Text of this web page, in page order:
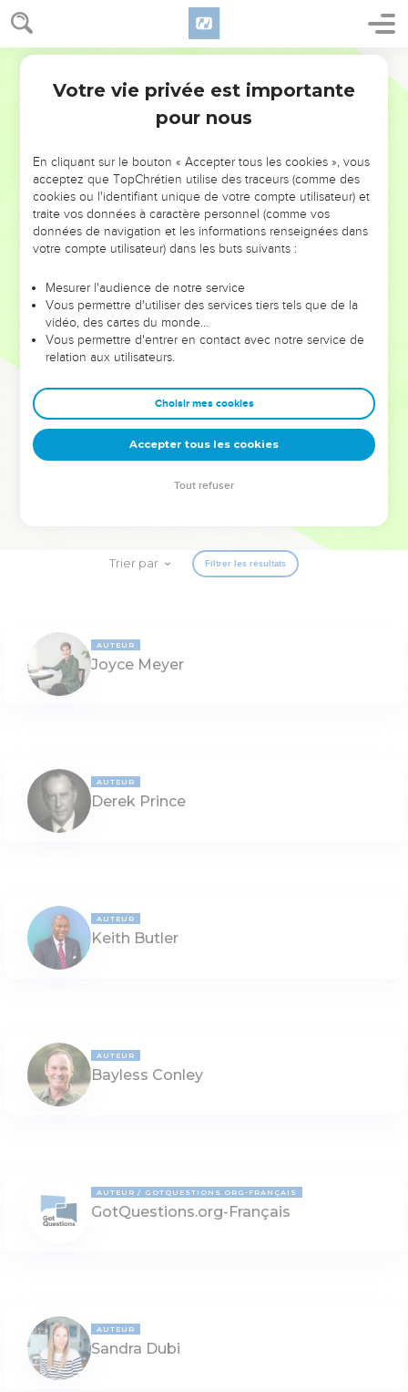
NE MANQUEZ PAS L’ÉVÉNEMENT
DE L’ANNÉE !
ET SI LEURS ERREURS POUVAIENT VOUS ÉVITER LES
VOTRES ?
leur foi ou leur vision. Mais on voit moins les doutes, les erreurs
et les saisons difficiles qu'ils ont traversés, alors même que ce
sont elles qui les ont façonnés.
Dans cette conférence, leaders, entrepreneurs, et responsables
clés pour avancer avec plus de sagesse afin que leurs erreurs
deviennent vos tremplins. Que vous guidiez un ministère, une
équipe, un groupe ou une famille, leur expérience est faite
pour vous.
Trier par Filtrer les résultats
AUTEUR
Joyce Meyer
AUTEUR
Derek Prince
AUTEUR
Keith Butler
AUTEUR
Bayless Conley
AUTEUR GOTQUESTIONS.ORG-FRANÇAIS
GotQuestions.org-Français
AUTEUR
Sandra Dubi
Votre vie privée est importante
pour nous
En cliquant sur le bouton « Accepter tous les cookies », vous
acceptez que TopChrétien utilise des traceurs (comme des
cookies ou l'identifiant unique de votre compte utilisateur) et
traite vos données à caractère personnel (comme vos
données de navigation et les informations renseignées dans
votre compte utilisateur) dans les buts suivants :
Mesurer l'audience de notre service
Vous permettre d'utiliser des services tiers tels que de la
vidéo, des cartes du monde…
Vous permettre d'entrer en contact avec notre service de
relation aux utilisateurs.
Choisir mes cookies
Accepter tous les cookies
Tout refuser